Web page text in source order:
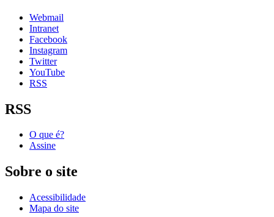
Webmail
Intranet
Facebook
Instagram
Twitter
YouTube
RSS
RSS
O que é?
Assine
Sobre o site
Acessibilidade
Mapa do site